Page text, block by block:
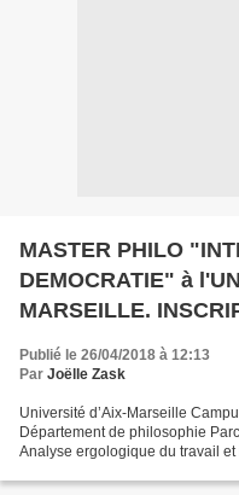
MASTER PHILO
DEMOCRATIE" à
MARSEILLE.
Publié le 26/04/2018 à 12:13
Par Joëlle Zask
Université d’Aix-Marseille
Département de philosophie
Analyse ergologique du travail